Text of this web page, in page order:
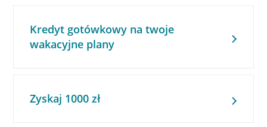
Kredyt gotówkowy na twoje
wakacyjne plany
Zyskaj 1000 zł